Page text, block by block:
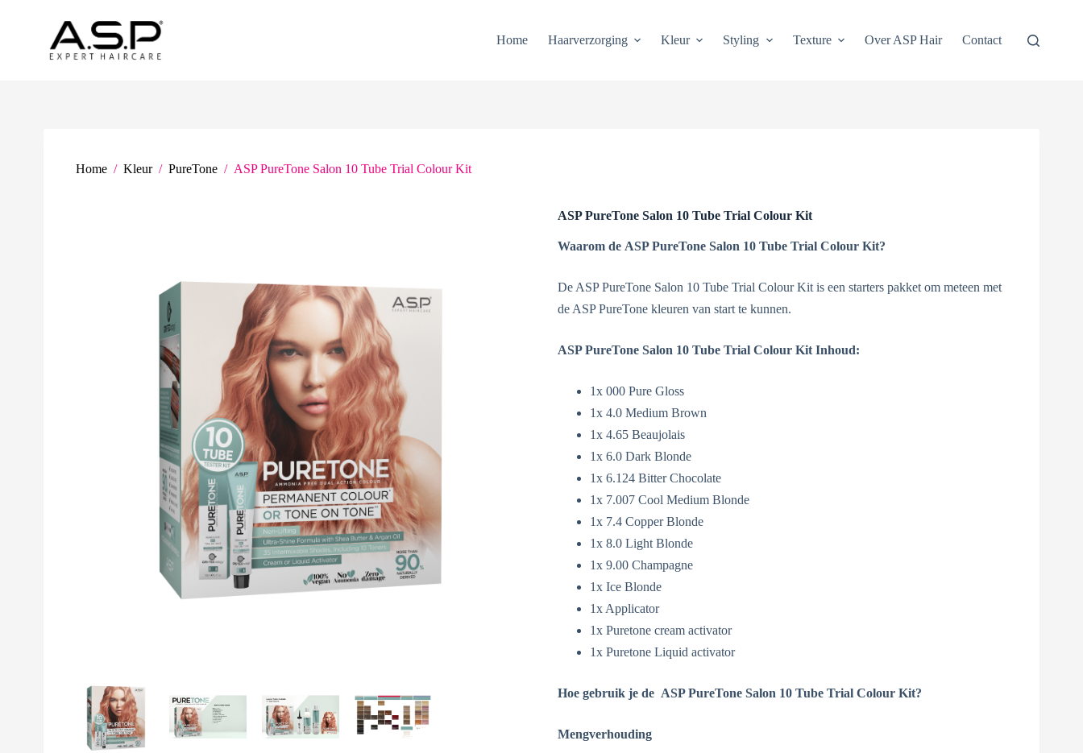
Home Haarverzorging Kleur Styling Texture Over ASP Hair Contact
Home / Kleur / PureTone / ASP PureTone Salon 10 Tube Trial Colour Kit
ASP PureTone Salon 10 Tube Trial Colour Kit
Waarom de ASP PureTone Salon 10 Tube Trial Colour Kit?
De ASP PureTone Salon 10 Tube Trial Colour Kit is een starters pakket om meteen met
de ASP PureTone kleuren van start te kunnen.
ASP PureTone Salon 10 Tube Trial Colour Kit Inhoud:
1x 000 Pure Gloss
1x 4.0 Medium Brown
1x 4.65 Beaujolais
1x 6.0 Dark Blonde
1x 6.124 Bitter Chocolate
1x 7.007 Cool Medium Blonde
1x 7.4 Copper Blonde
1x 8.0 Light Blonde
1x 9.00 Champagne
1x Ice Blonde
1x Applicator
1x Puretone cream activator
1x Puretone Liquid activator
Hoe gebruik je de ASP PureTone Salon 10 Tube Trial Colour Kit?
Mengverhouding